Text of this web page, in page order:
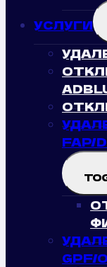
УСЛУГИ
FAP/
GPF/